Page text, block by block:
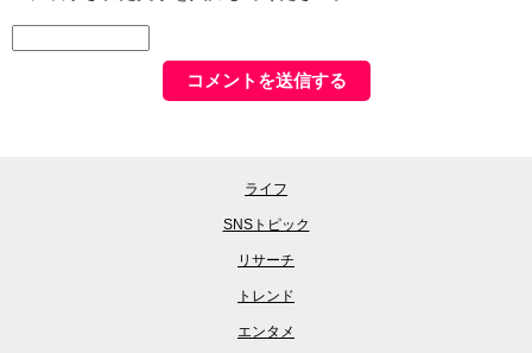
ライフ
SNSトピック
リサーチ
トレンド
エンタメ